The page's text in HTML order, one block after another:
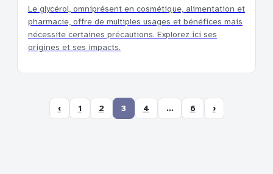
Le glycérol, omniprésent en cosmétique, alimentation et
pharmacie, offre de multiples usages et bénéfices mais
nécessite certaines précautions. Explorez ici ses
origines et ses impacts.
‹ 1 2 3 4 … 6 ›